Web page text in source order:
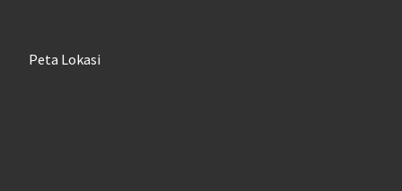
Peta Lokasi